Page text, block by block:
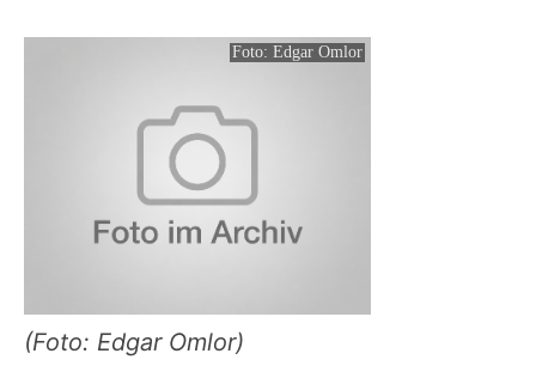
Foto: Edgar Omlor
(Foto: Edgar Omlor)